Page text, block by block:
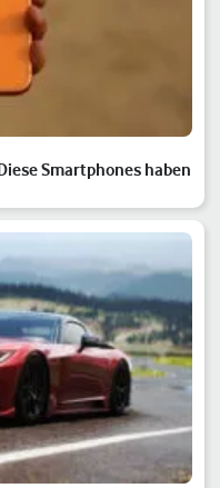
Smartphones haben